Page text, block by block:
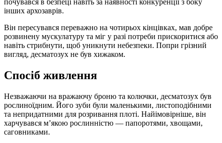
почувався в безпеці навіть за наявності конкуренції з боку
інших архозаврів.
Він пересувався переважно на чотирьох кінцівках, мав добре
розвинену мускулатуру та міг у разі потреби прискоритися або
навіть стрибнути, щоб уникнути небезпеки. Попри грізний
вигляд, десматозух не був хижаком.
Спосіб живлення
Незважаючи на вражаючу броню та колючки, десматозух був
рослиноїдним. Його зуби були маленькими, листоподібними
та непридатними для розривання плоті. Найімовірніше, він
харчувався м’якою рослинністю — папоротями, хвощами,
саговниками.